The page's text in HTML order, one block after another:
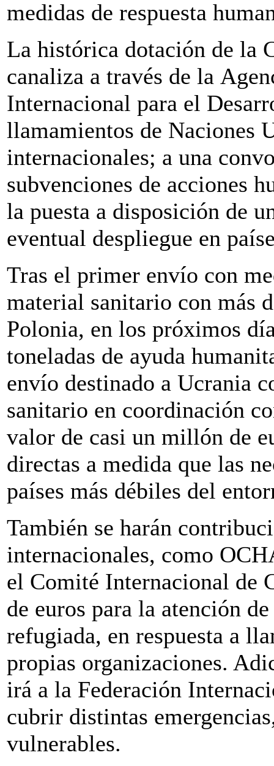
medidas de respuesta
La histórica dotación de la
canaliza a través de la
Internacional para el
llamamientos de Naciones
internacionales; a una
subvenciones de acciones
la puesta a disposición de
eventual despliegue en
Tras el primer envío con
material sanitario con más
Polonia, en los próximos
toneladas de ayuda
envío destinado a Ucrania
sanitario en coordinación
valor de casi un millón de
directas a medida que las
países más débiles del
También se harán
internacionales, como
el Comité Internacional de
de euros para la atención
refugiada, en respuesta a
propias organizaciones.
irá a la Federación
cubrir distintas
vulnerables.